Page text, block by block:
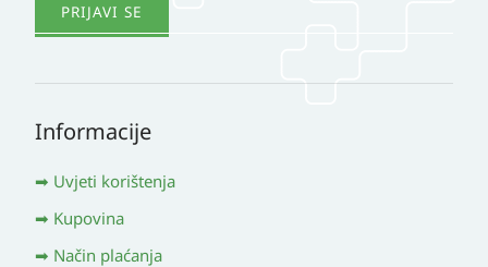
Informacije
Uvjeti korištenja
Kupovina
Način plaćanja